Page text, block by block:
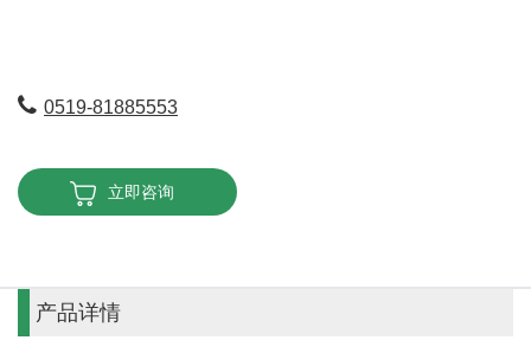
0519-81885553
立即咨询
产品详情